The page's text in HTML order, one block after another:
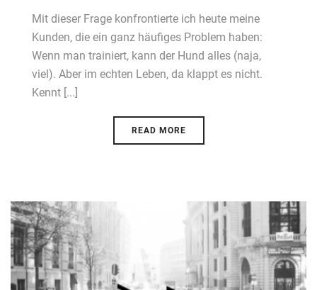
Mit dieser Frage konfrontierte ich heute meine
Kunden, die ein ganz häufiges Problem haben:
Wenn man trainiert, kann der Hund alles (naja,
viel). Aber im echten Leben, da klappt es nicht.
Kennt [...]
READ MORE